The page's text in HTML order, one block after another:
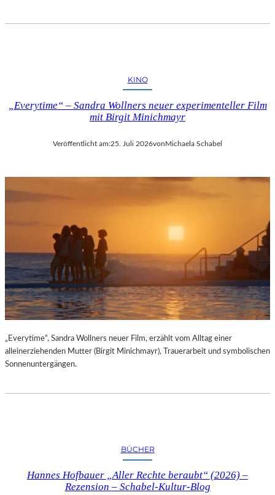
KINO
„Everytime“ – Sandra Wollners neuer experimenteller Film
mit Birgit Minichmayr
Veröffentlicht am:25. Juli 2026vonMichaela Schabel
„Everytime“, Sandra Wollners neuer Film, erzählt vom Alltag einer
alleinerziehenden Mutter (Birgit Minichmayr), Trauerarbeit und symbolischen
Sonnenuntergängen.
BÜCHER
Hannes Hofbauer „Aller Rechte beraubt“ (2026) –
Rezension – Schabel-Kultur-Blog